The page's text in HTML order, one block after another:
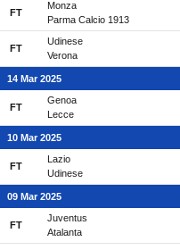
FT
Monza
Parma Calcio 1913
FT
Udinese
Verona
14 Mar 2025
FT
Genoa
Lecce
10 Mar 2025
FT
Lazio
Udinese
09 Mar 2025
FT
Juventus
Atalanta